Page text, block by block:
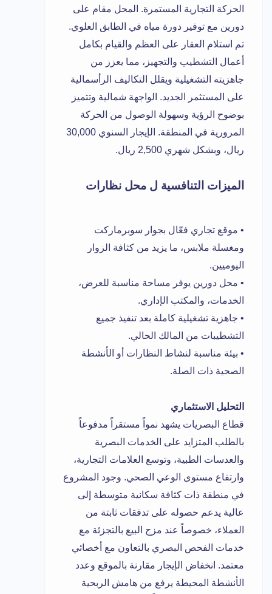
الحركة التجارية المستمرة. المحل مقام على
دورين مع توفير دورة مياه في الطابق العلوي.
تم استلام العقار على العظم والقيام بكامل
أعمال التشطيب والتجهيز، مما يعزز من
جاهزيته التشغيلية ويقلل التكاليف الرأسمالية
على المستثمر الجديد. الواجهة شمالية وتتميز
بوضوح الرؤية وسهولة الوصول من الحركة
المرورية في المنطقة. الإيجار السنوي 30,000
ريال، وبشكل شهري 2,500 ريال.
الميزات التنافسية ل محل نظارات
• موقع تجاري فعّال بجوار سوبرماركت
ومغسلة ملابس، ما يزيد من كثافة الزوار
اليوميين.
• محل دورين يوفر مساحة مناسبة للعرض،
الخدمات، والمكتب الإداري.
• جاهزية تشغيلية كاملة بعد تنفيذ جميع
التشطيبات من المالك الحالي.
• بيئة مناسبة لنشاط النظارات أو الأنشطة
الصحية ذات الصلة.
التحليل الاستثماري
قطاع البصريات يشهد نمواً مستقراً مدفوعاً
بالطلب المتزايد على الخدمات البصرية
والعدسات الطبية، وتوسع العلامات التجارية،
وارتفاع مستوى الوعي الصحي. وجود المشروع
في منطقة ذات كثافة سكانية متوسطة إلى
عالية يدعم حصوله على تدفقات ثابتة من
العملاء، خصوصاً عند مزج البيع بالتجزئة مع
خدمات الفحص البصري بالتعاون مع أخصائي
معتمد. انخفاض الإيجار مقارنة بالموقع وعدد
الأنشطة المحيطة يرفع من هامش الربحية